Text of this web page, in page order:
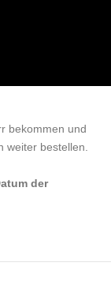
bekommen und
weiter bestellen.
der